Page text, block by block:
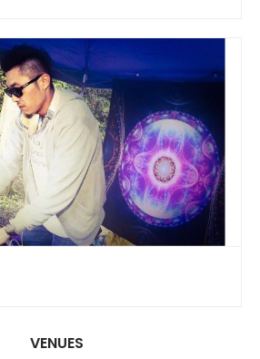
VENUES